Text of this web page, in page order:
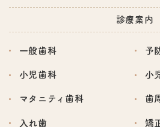
診療案内
一般歯科 予
小児歯科 小
マタニティ歯科 歯
入れ歯 矯